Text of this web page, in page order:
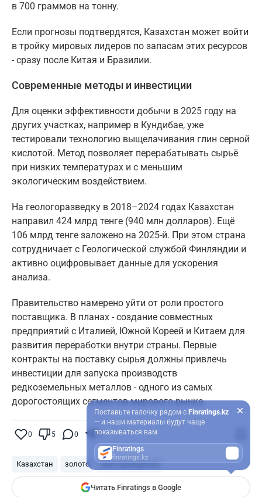
в 700 граммов на тонну.
Если прогнозы подтвердятся, Казахстан может войти
в тройку мировых лидеров по запасам этих ресурсов
- сразу после Китая и Бразилии.
Современные методы и инвестиции
Для оценки эффективности добычи в 2025 году на
других участках, например в Кундибае, уже
тестировали технологию выщелачивания глин серной
кислотой. Метод позволяет перерабатывать сырьё
при низких температурах и с меньшим
экологическим воздействием.
На геологоразведку в 2018–2024 годах Казахстан
направил 424 млрд тенге (940 млн долларов). Ещё
106 млрд тенге заложено на 2025-й. При этом страна
сотрудничает с Геологической службой Финляндии и
активно оцифровывает данные для ускорения
анализа.
Правительство намерено уйти от роли простого
поставщика. В планах - создание совместных
предприятий с Италией, Южной Кореей и Китаем для
развития переработки внутри страны. Первые
контракты на поставку сырья должны привлечь
инвестиции для запуска производств
редкоземельных металлов - одного из самых
дорогостоящих сегментов мирового рынка.
0 5 0 0
Казахстан золото месторождения
Читать Finratings в Google
Поставьте галочку рядом с Finratings.kz
— и наши материалы будут чаще
показываться вам
Finratings
finratings.kz